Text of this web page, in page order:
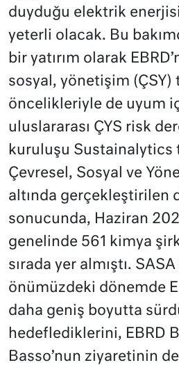
duyduğu elektrik
yeterli olacak. Bu
bir yatırım olarak
sosyal, yönetişim (ÇSY)
öncelikleriyle de uyum
uluslararası ÇYS risk
kuruluşu Sustainalytics
Çevresel, Sosyal ve
altında gerçekleştirilen
sonucunda, Haziran
genelinde 561 kimya
sırada yer almıştı.
önümüzdeki dönemde
daha geniş boyutta
hedeflediklerini, EBRD
Basso’nun ziyaretinin